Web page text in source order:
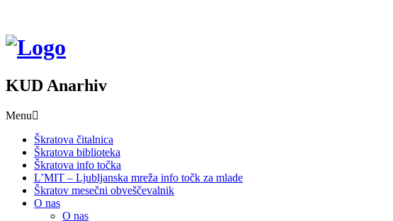
KUD Anarhiv
Menu
Škratova čitalnica
Škratova biblioteka
Škratova info točka
L’MIT – Ljubljanska mreža info točk za mlade
Škratov mesečni obveščevalnik
O nas
O nas